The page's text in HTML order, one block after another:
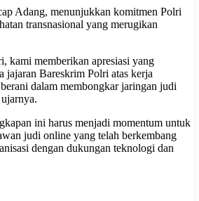
Adang, menunjukkan komitmen Polri
transnasional yang merugikan
kami memberikan apresiasi yang
jajaran Bareskrim Polri atas kerja
dalam membongkar jaringan judi
ini harus menjadi momentum untuk
judi online yang telah berkembang
dengan dukungan teknologi dan